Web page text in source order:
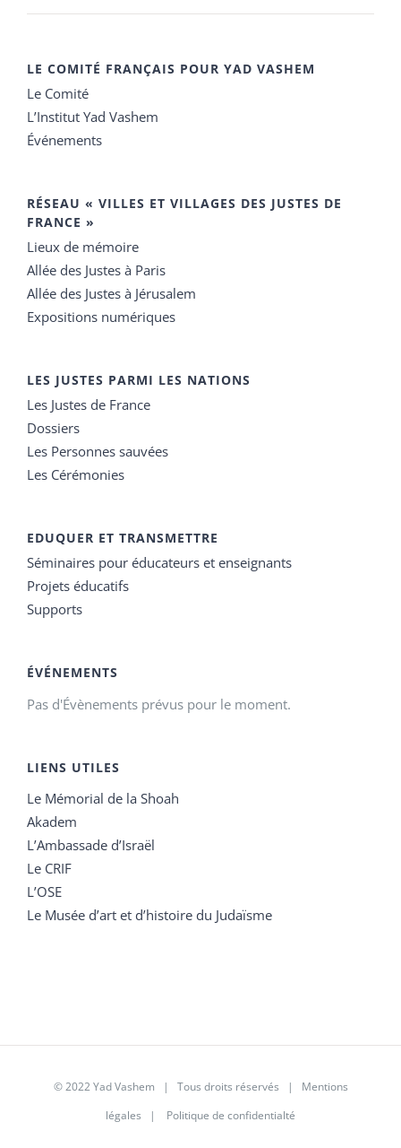
LE COMITÉ FRANÇAIS POUR YAD VASHEM
Le Comité
L’Institut Yad Vashem
Événements
RÉSEAU « VILLES ET VILLAGES DES JUSTES DE
FRANCE »
Lieux de mémoire
Allée des Justes à Paris
Allée des Justes à Jérusalem
Expositions numériques
LES JUSTES PARMI LES NATIONS
Les Justes de France
Dossiers
Les Personnes sauvées
Les Cérémonies
EDUQUER ET TRANSMETTRE
Séminaires pour éducateurs et enseignants
Projets éducatifs
Supports
ÉVÉNEMENTS
Pas d'Évènements prévus pour le moment.
LIENS UTILES
Le Mémorial de la Shoah
Akadem
L’Ambassade d’Israël
Le CRIF
L’OSE
Le Musée d’art et d’histoire du Judaïsme
© 2022 Yad Vashem | Tous droits réservés | Mentions
légales | Politique de confidentialté